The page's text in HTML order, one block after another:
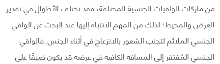
من ماركات الواقيات الجنسية المختلفة، فقد تختلف الأطوال في تقدير
العرض والمحيط؛ لذلك من المهم الانتباه إليها عند البحث عن الواقي
الجنسي الملائم لتجنب الشعور بالانزعاج في أثناء الجنس. فالواقي
الجنسي المُفتقر إلى المسافة الكافية في عرضه قد يكون ضيقًا على